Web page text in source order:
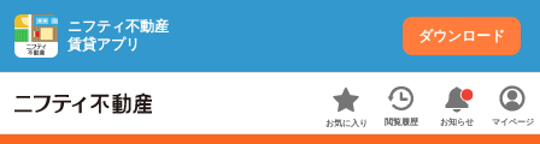
ニフティ不動産
賃貸アプリ
ダウンロード
お気に入り 閲覧履歴 お知らせ マイページ